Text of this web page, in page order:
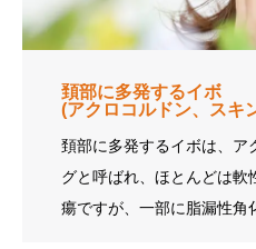
頚部に多発するイボ
(アクロコルドン、スキ
頚部に多発するイボは、ア
グと呼ばれ、ほとんどは軟
瘍ですが、一部に脂漏性角